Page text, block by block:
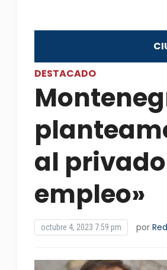
DESTACADO
al
empleo»
octubre 4, 2023 7:59 pm por